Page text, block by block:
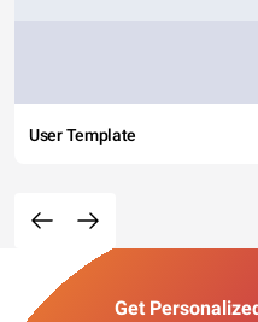
User Template
Get